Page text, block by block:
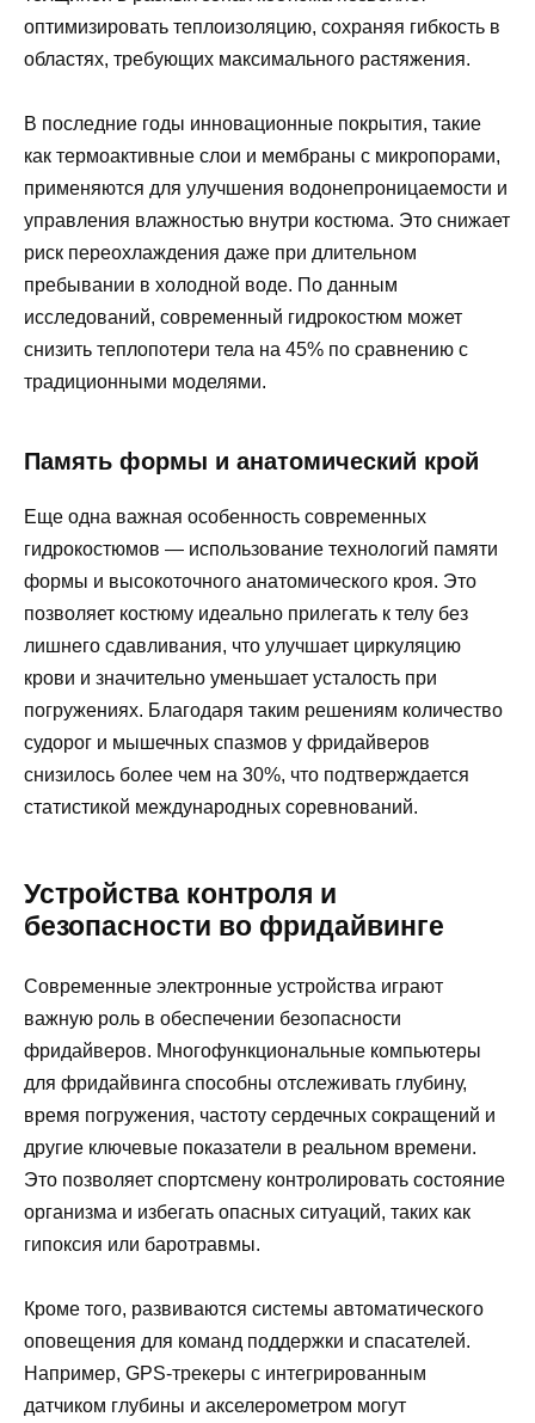
оптимизировать теплоизоляцию, сохраняя гибкость в
областях, требующих максимального растяжения.
В последние годы инновационные покрытия, такие
как термоактивные слои и мембраны с микропорами,
применяются для улучшения водонепроницаемости и
управления влажностью внутри костюма. Это снижает
риск переохлаждения даже при длительном
пребывании в холодной воде. По данным
исследований, современный гидрокостюм может
снизить теплопотери тела на 45% по сравнению с
традиционными моделями.
Память формы и анатомический крой
Еще одна важная особенность современных
гидрокостюмов — использование технологий памяти
формы и высокоточного анатомического кроя. Это
позволяет костюму идеально прилегать к телу без
лишнего сдавливания, что улучшает циркуляцию
крови и значительно уменьшает усталость при
погружениях. Благодаря таким решениям количество
судорог и мышечных спазмов у фридайверов
снизилось более чем на 30%, что подтверждается
статистикой международных соревнований.
Устройства контроля и
безопасности во фридайвинге
Современные электронные устройства играют
важную роль в обеспечении безопасности
фридайверов. Многофункциональные компьютеры
для фридайвинга способны отслеживать глубину,
время погружения, частоту сердечных сокращений и
другие ключевые показатели в реальном времени.
Это позволяет спортсмену контролировать состояние
организма и избегать опасных ситуаций, таких как
гипоксия или баротравмы.
Кроме того, развиваются системы автоматического
оповещения для команд поддержки и спасателей.
Например, GPS-трекеры с интегрированным
датчиком глубины и акселерометром могут